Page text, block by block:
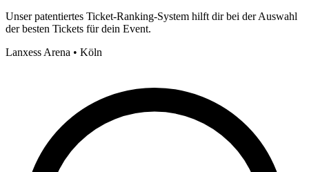
Unser patentiertes Ticket-Ranking-System hilft dir bei der Auswahl
der besten Tickets für dein Event.
Lanxess Arena • Köln